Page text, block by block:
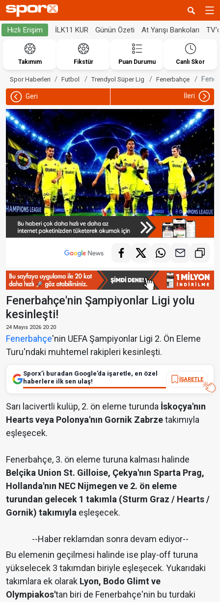
Hızlı Erişim İLK11 KUR Günün Özeti At Yarışı Bankoları
Takımım Fikstür Puan Durumu Canlı Skor
Spor Haberleri Futbol Trendyol Süper Lig Fenerbahçe
Geri İleri
Fenerbahçe'nin Şampiyonlar Ligi yolu
kesinleşti!
24 Mayıs 2026 20:20
Fenerbahçe'nin UEFA Şampiyonlar Ligi 2. Ön Eleme
Turu'ndaki muhtemel rakipleri kesinleşti.
Sporx’i buradan Google’da işaretle, en özel
haberlere ilk sen ulaş!
İŞARETLE
Sarı lacivertli kulüp, 2. ön eleme turunda İskoçya'nın
Hearts veya Polonya'nın Gornik Zabrzetakımıyla
eşleşecek.
Fenerbahçe, 3. ön eleme turuna kalması halinde
Belçika Union St. Gilloise, Çekya'nın Sparta Prag,
Hollanda'nın NEC Nijmegen ve 2. ön eleme
turundan gelecek 1 takımla (Sturm Graz / Hearts /
Gornik) takımıyla eşleşecek.
--Haber reklamdan sonra devam ediyor--
Bu elemenin geçilmesi halinde ise play-off turuna
yükselecek 3 takımdan biriyle eşleşecek. Yukarıdaki
takımlara ek olarak Lyon, Bodo Glimt ve
Olympiakos'tan biri de Fenerbahçe'nin bu turdaki